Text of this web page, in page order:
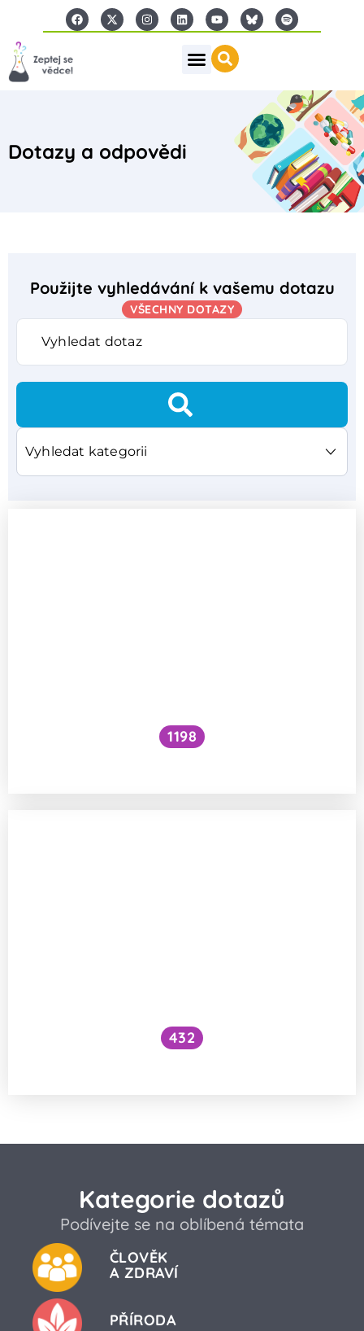
Dotazy a odpovědi
Použijte vyhledávání k vašemu dotazu
VŠECHNY DOTAZY
1198
432
Kategorie dotazů
Podívejte se na oblíbená témata
ČLOVĚK
A ZDRAVÍ
PŘÍRODA